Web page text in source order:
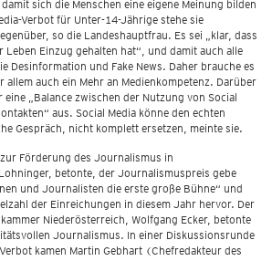
sich die Menschen eine eigene Meinung bilden
Verbot für Unter-14-Jährige stehe sie
so die Landeshauptfrau. Es sei „klar, dass
Leben Einzug gehalten hat“, und damit auch alle
Desinformation und Fake News. Daher brauche es
auch ein Mehr an Medienkompetenz. Darüber
„Balance zwischen der Nutzung von Social
aus. Social Media könne den echten
Gespräch, nicht komplett ersetzen, meinte sie.
Förderung des Journalismus in
betonte, der Journalismuspreis gebe
und Journalisten die erste große Bühne“ und
der Einreichungen in diesem Jahr hervor. Der
Niederösterreich, Wolfgang Ecker, betonte
Journalismus. In einer Diskussionsrunde
kamen Martin Gebhart (Chefredakteur des